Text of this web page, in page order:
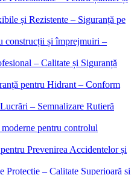
și Rezistente – Siguranță pe
construcții și împrejmuiri –
– Calitate și Siguranță
pentru Hidrant – Conform
– Semnalizare Rutieră
pentru controlul
Prevenirea Accidentelor și
Protecție – Calitate Superioară și